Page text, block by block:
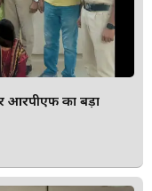
आरपीएफ का बड़ा